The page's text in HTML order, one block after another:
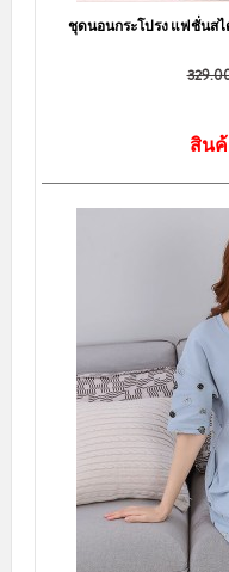
ชุดนอนกระโปรง แฟชั่นส
สิน